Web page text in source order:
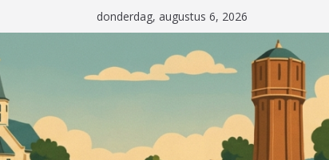
donderdag, augustus 6, 2026